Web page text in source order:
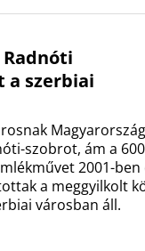
a szerbiai
szobrot, ám a
2001-ben
a meggyilkolt
városban áll.